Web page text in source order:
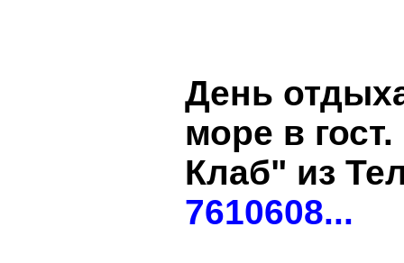
День
море в
Клаб" из
7610608...